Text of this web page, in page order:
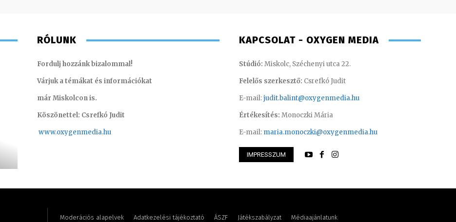
Koródi Petra
RÓLUNK
Fordulj hozzánk bizalommal!
Várjuk a témákat és információkat
már Miskolcon is.
Köszönettel: Csrefkó Judit
www.oxygenmedia.hu
KAPCSOLAT - OXYGEN MEDIA
Stúdió: Miskolc, Széchenyi utca 22.
Felelős szerkesztő: Csrefkó Judit
E-mail:judit.balint@oxygenmedia.hu
Értékesítés: Monoczki Mária
E-mail: maria.monoczki@oxygenmedia.hu
IMPRESSZUM
Moderációs alapelvek Adatkezelési tájékoztató ÁSZF Játékszabályzat Médiaajánlatunk